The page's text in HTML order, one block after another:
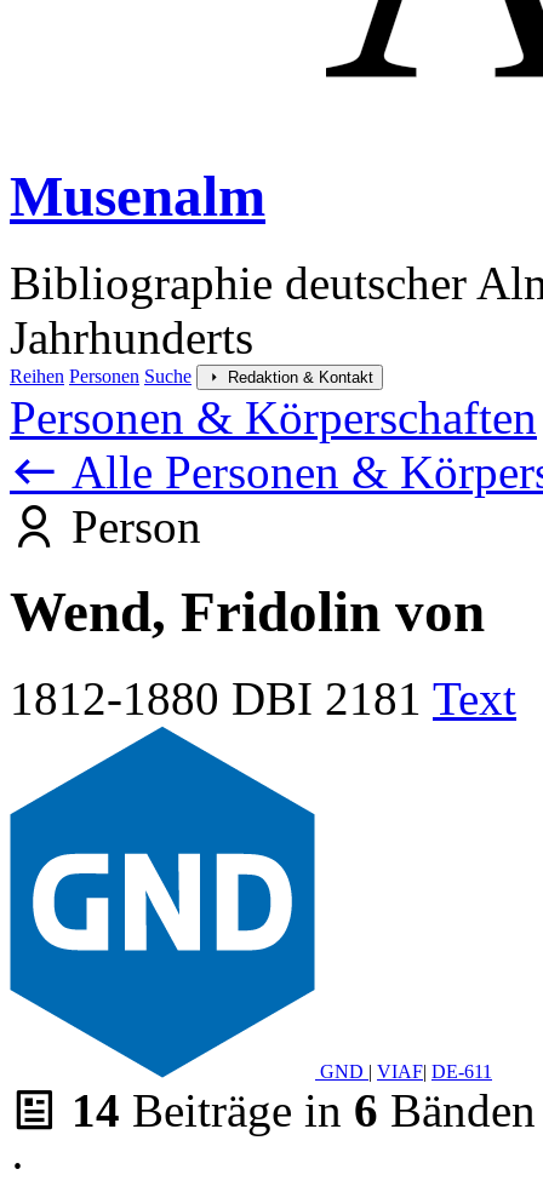
Musenalm
Bibliographie deutscher
Jahrhunderts
Reihen Personen Suche Redaktion & Kontakt
Personen & Körperschaften
Alle Personen &
Person
Wend, Fridolin von
1812-1880 DBI 2181 Text
GND | VIAF| DE-611
14 Beiträge in 6 Bänden
·